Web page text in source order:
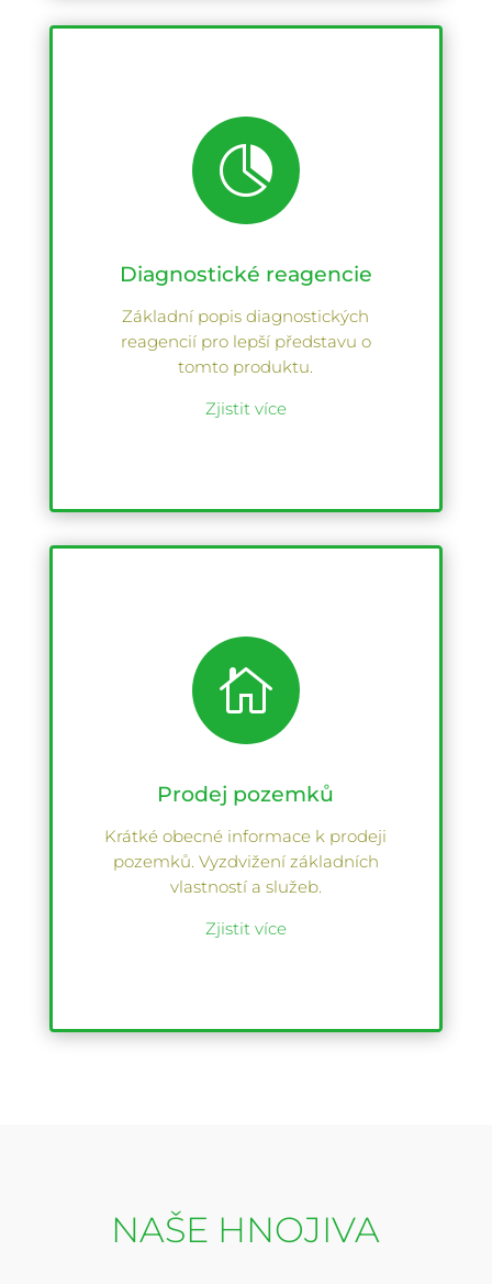

Diagnostické reagencie
Základní popis diagnostických
reagencií pro lepší představu o
tomto produktu.
Zjistit více

Prodej pozemků
Krátké obecné informace k prodeji
pozemků. Vyzdvižení základních
vlastností a služeb.
Zjistit více
NAŠE HNOJIVA